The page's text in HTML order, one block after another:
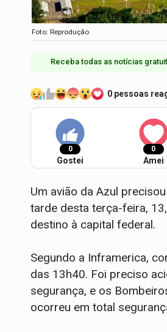
Foto: Reprodução
Receba todas as notícias
0 pessoas
0
Gostei
0
Amei
Um avião da Azul
tarde desta terça-feira,
destino à capital federal.
Segundo a Inframerica,
das 13h40. Foi preciso
segurança, e os
ocorreu em total